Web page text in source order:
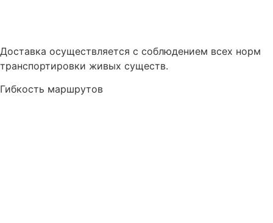
Доставка осуществляется с соблюдением всех норм
транспортировки живых существ.
Гибкость маршрутов